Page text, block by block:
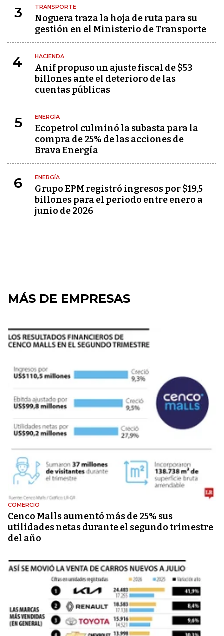
3 TRANSPORTE
Noguera traza la hoja de ruta para su
gestión en el Ministerio de Transporte
4 HACIENDA
Anif propuso un ajuste fiscal de $53
billones ante el deterioro de las
cuentas públicas
5 ENERGÍA
Ecopetrol culminó la subasta para la
compra de 25% de las acciones de
Brava Energía
6 ENERGÍA
Grupo EPM registró ingresos por $19,5
billones para el periodo entre enero a
junio de 2026
MÁS DE EMPRESAS
COMERCIO
Cenco Malls aumentó más de 25% sus
utilidades netas durante el segundo trimestre
del año